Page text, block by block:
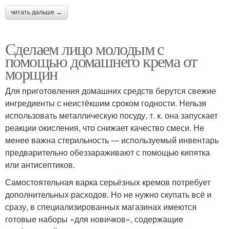
читать дальше →
Сделаем лицо молодым с
помощью домашнего крема от
морщин
Для приготовления домашних средств берутся свежие
ингредиенты с неистёкшим сроком годности. Нельзя
использовать металлическую посуду, т. к. она запускает
реакции окисления, что снижает качество смеси. Не
менее важна стерильность — используемый инвентарь
предварительно обеззараживают с помощью кипятка
или антисептиков.
Самостоятельная варка серьёзных кремов потребует
дополнительных расходов. Но не нужно скупать всё и
сразу, в специализированных магазинах имеются
готовые наборы «для новичков», содержащие